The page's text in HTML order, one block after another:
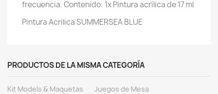
frecuencia. Contenido: 1x Pintura acrílica de 17 ml
Pintura Acrilica SUMMERSEA BLUE
PRODUCTOS DE LA MISMA CATEGORÍA
Kit Models & Maquetas
Juegos de Mesa